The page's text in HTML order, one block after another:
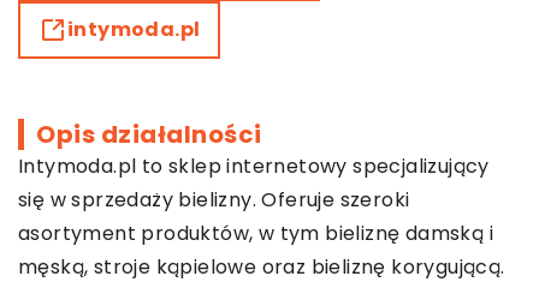
intymoda.pl
Opis działalności
Intymoda.pl to sklep internetowy specjalizujący
się w sprzedaży bielizny. Oferuje szeroki
asortyment produktów, w tym bieliznę damską i
męską, stroje kąpielowe oraz bieliznę korygującą.